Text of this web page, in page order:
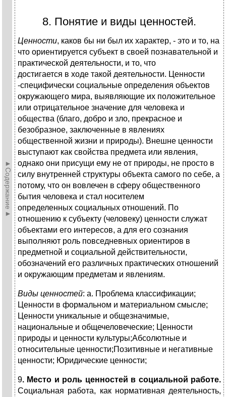
►Содержание►
8. Понятие и виды ценностей.
Ценности, каков бы ни был их характер, - это и то, на
что ориентируется субъект в своей познавательной и
практической деятель­ности, и то, что
достигается в ходе такой деятельности. Ценности
-специфически социальные определения объектов
окружающего мира, выявляющие их положительное
или отрицательное значение для человека и
общества (благо, добро и зло, прекрасное и
безобразное, заключенные в явлениях
общественной жизни и природы). Внешне ценности
выступают как свойства предмета или явления,
однако они присущи ему не от природы, не просто в
силу внутренней структуры объекта самого по себе, а
потому, что он вовлечен в сферу общественного
бытия человека и стал носителем
определенных социальных отношений. По
отношению к субъекту (человеку) ценности служат
объектами его интересов, а для его сознания
выполняют роль повседневных ориентиров в
предметной и социальной действительности,
обозначений его различных практических отношений
и окружающим предметам и явлениям.
Виды ценностей: а. Проблема классификации;
Ценности в формальном и материальном смысле;
Ценности уникальные и общезначимые,
национальные и об­щечеловеческие; Ценности
природы и ценности культуры;Абсолютные и
относительные ценности;Позитивные и негативные
ценности; Юридические ценности;
9. Место и роль ценностей в социальной работе.
Социальная работа, как нормативная деятельность,